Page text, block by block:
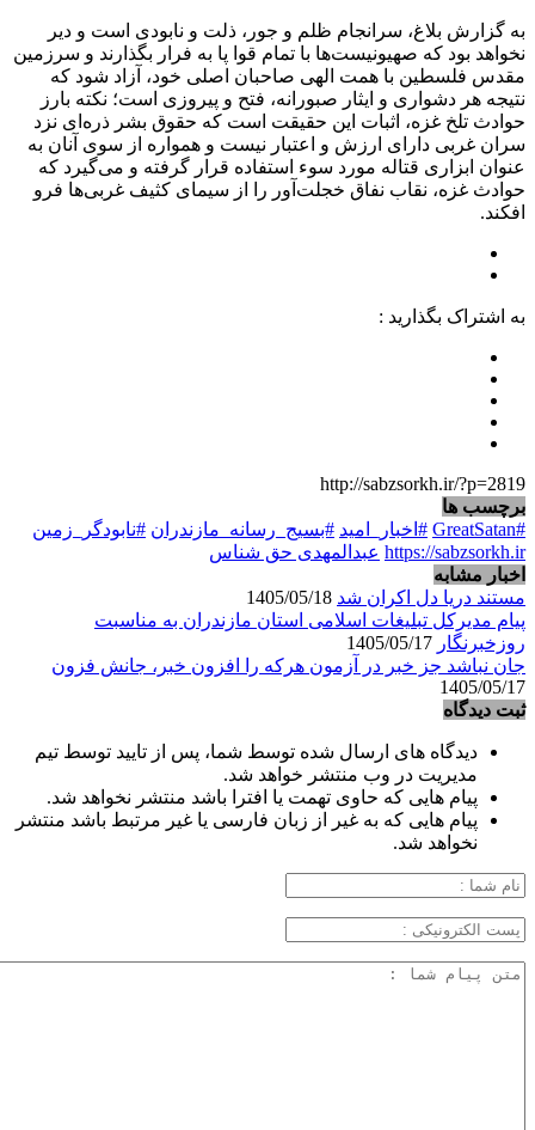
به گزارش بلاغ، سرانجام ظلم و جور، ذلت و نابودی است و دیر
نخواهد بود که صهیونیست‌ها با تمام قوا پا به فرار بگذارند و سرزمین
مقدس فلسطین با همت الهی صاحبان اصلی خود، آزاد شود که
نتیجه هر دشواری و ایثار صبورانه، فتح و پیروزی است؛ نکته بارز
حوادث تلخ غزه، اثبات این حقیقت است که حقوق بشر ذره‌ای نزد
سران غربی دارای ارزش و اعتبار نیست و همواره از سوی آنان به
عنوان ابزاری قتاله مورد سوء استفاده قرار گرفته و می‌گیرد که
حوادث غزه، نقاب نفاق خجلت‌آور را از سیمای کثیف غربی‌ها فرو
افکند.
به اشتراک بگذارید :
http://sabzsorkh.ir/?p=2819
برچسب ها
#GreatSatan
#اخبار_امید #بسیج_رسانه_مازندران #نابودگر_زمین
https://sabzsorkh.ir عبدالمهدی حق شناس
اخبار مشابه
مستند دریا دل اکران شد
پیام مدیرکل تبلیغات اسلامی استان مازندران به مناسبت
روزخبرنگار
جان نباشد جز خبر در آزمون هرکه را افزون خبر، جانش فزون
1405/05/17
ثبت دیدگاه
دیدگاه های ارسال شده توسط شما، پس از تایید توسط تیم
مدیریت در وب منتشر خواهد شد.
پیام هایی که حاوی تهمت یا افترا باشد منتشر نخواهد شد.
پیام هایی که به غیر از زبان فارسی یا غیر مرتبط باشد منتشر
نخواهد شد.